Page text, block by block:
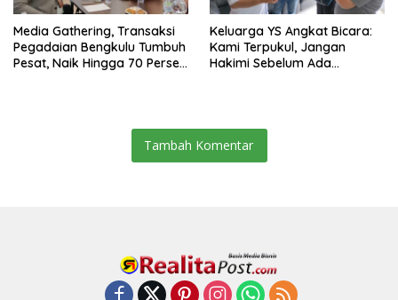
Media Gathering, Transaksi
Pegadaian Bengkulu Tumbuh
Pesat, Naik Hingga 70 Persen
Keluarga YS Angkat Bicara:
Kami Terpukul, Jangan
Hakimi Sebelum Ada
Tambah Komentar